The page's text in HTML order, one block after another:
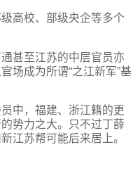
高校、部级央企等多个
甚至江苏的中层官员亦
场成为所谓“之江新军”基
中，福建、浙江籍的更
势力之大。只不过丁薛
江苏帮可能后来居上。